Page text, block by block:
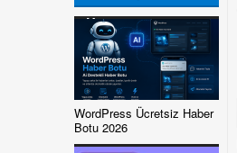
Uzmanı
WordPress Ücretsiz Haber
Botu 2026